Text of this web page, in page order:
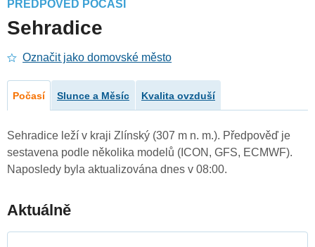
PŘEDPOVĚĎ POČASÍ
Sehradice
Označit jako domovské město
Počasí Slunce a Měsíc Kvalita ovzduší
Sehradice leží v kraji Zlínský (307 m n. m.). Předpověď je
sestavena podle několika modelů (ICON, GFS, ECMWF).
Naposledy byla aktualizována dnes v 08:00.
Aktuálně